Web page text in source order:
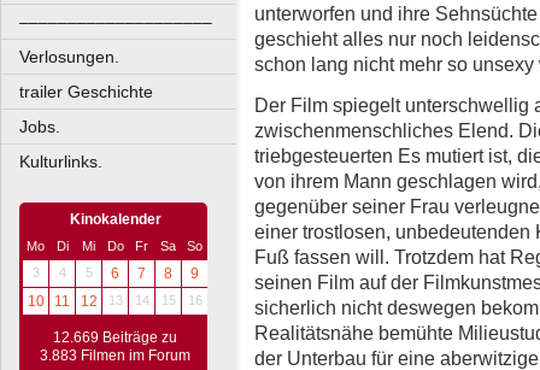
––––––––––––––––––––
Verlosungen.
trailer Geschichte
Jobs.
Kulturlinks.
Kinokalender
Mo Di Mi Do Fr Sa
So
3
4 5 6 7 8
9
10
11 12 13 14 15 16
12.669 Beiträge zu
3.883 Filmen im Forum
unterworfen und ihre
geschieht alles nur noch
schon lang nicht mehr so unsexy
Der Film spiegelt unterschwellig
zwischenmenschliches Elend.
triebgesteuerten Es mutiert ist,
von ihrem Mann geschlagen
gegenüber seiner Frau
einer trostlosen,
Fuß fassen will. Trotzdem hat
seinen Film auf der
sicherlich nicht deswegen
Realitätsnähe bemühte
der Unterbau für eine